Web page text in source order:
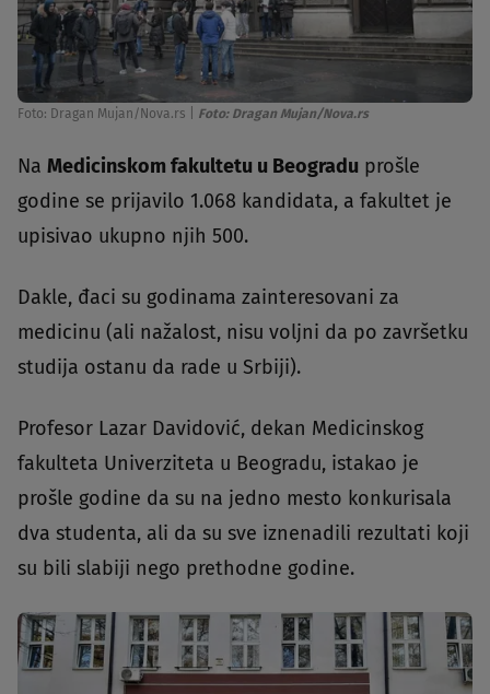
Foto: Dragan Mujan/Nova.rs Foto: Dragan Mujan/Nova.rs
Na Medicinskom fakultetu u Beogradu prošle
godine se prijavilo 1.068 kandidata, a fakultet je
upisivao ukupno njih 500.
Dakle, đaci su godinama zainteresovani za
medicinu (ali nažalost, nisu voljni da po završetku
studija ostanu da rade u Srbiji).
Profesor Lazar Davidović, dekan Medicinskog
fakulteta Univerziteta u Beogradu, istakao je
prošle godine da su na jedno mesto konkurisala
dva studenta, ali da su sve iznenadili rezultati koji
su bili slabiji nego prethodne godine.